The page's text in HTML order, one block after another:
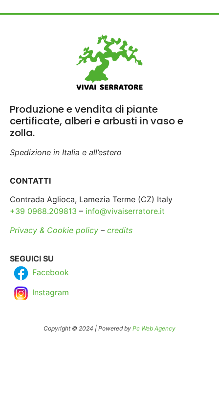
Produzione e vendita di piante
certificate, alberi e arbusti in vaso e
zolla.
Spedizione in Italia e all’estero
CONTATTI
Contrada Aglioca, Lamezia Terme (CZ) Italy
+39 0968.209813 – info@vivaiserratore.it
Privacy & Cookie policy – credits
SEGUICI SU
Facebook
Instagram
Copyright © 2024 | Powered by Pc Web Agency